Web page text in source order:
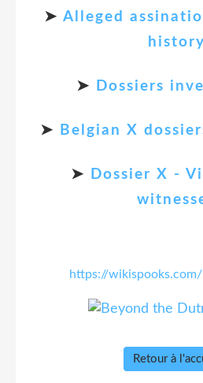
➤ Alleged
history
➤ Dossiers
➤ Belgian X
➤
Dossier X -
https://
Retour à